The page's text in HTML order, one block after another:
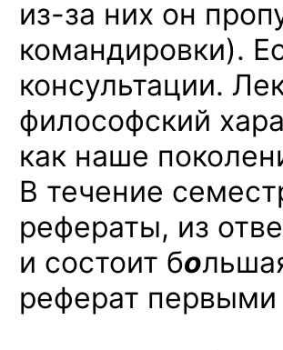
из-за них он
командировки).
консультации.
философский
как наше
В течение
рефераты, из
и состоит бо
реферат первыми